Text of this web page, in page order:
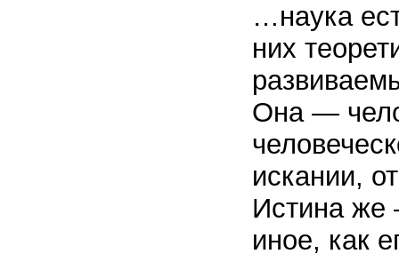
…наука
них
Она —
искании,
Истина же
иное, как